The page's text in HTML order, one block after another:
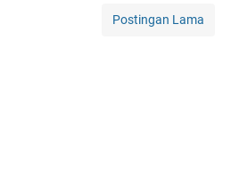
Postingan Lama